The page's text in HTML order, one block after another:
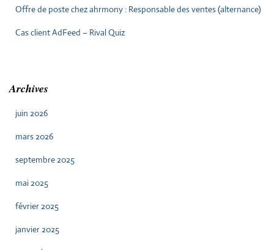
Offre de poste chez ahrmony : Responsable des ventes (alternance)
Cas client AdFeed – Rival Quiz
Archives
juin 2026
mars 2026
septembre 2025
mai 2025
février 2025
janvier 2025